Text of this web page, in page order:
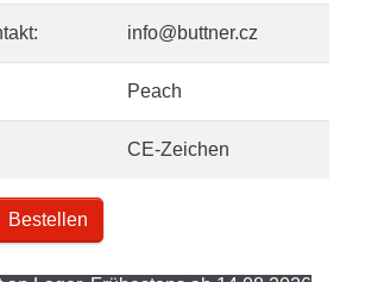
info@buttner.cz
Peach
CE-Zeichen
Bestellen